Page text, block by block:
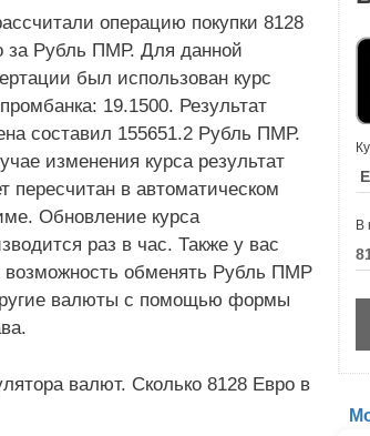
операцию покупки 8128
за Рубль ПМР. Для данной
был использован курс
19.1500. Результат
составил 155651.2 Рубль ПМР.
изменения курса результат
пересчитан в автоматическом
Обновление курса
раз в час. Также у вас
возможность обменять Рубль ПМР
валюты с помощью формы
валют. Сколько 8128 Евро в
В